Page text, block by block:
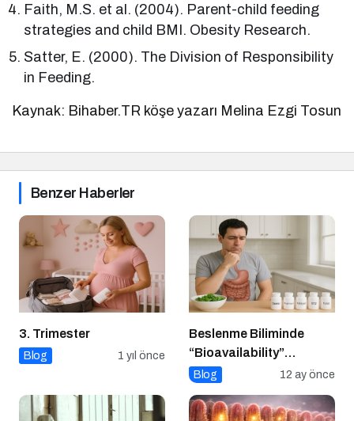
Faith, M.S. et al. (2004). Parent-child feeding
strategies and child BMI. Obesity Research.
Satter, E. (2000). The Division of Responsibility
in Feeding.
Kaynak: Bihaber.TR köşe yazarı Melina Ezgi Tosun
Benzer Haberler
3. Trimester
Blog 1 yıl önce
Beslenme Biliminde
“Bioavailability”
Kavramı: Hangi Besin Ne
Blog 12 ay önce